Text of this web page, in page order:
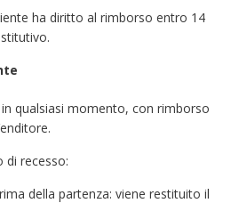
ha diritto al rimborso entro 14
qualsiasi momento, con rimborso
di recesso:
della partenza: viene restituito il